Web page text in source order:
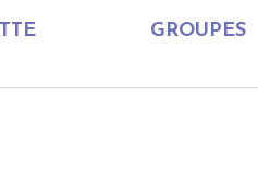
GROUPES